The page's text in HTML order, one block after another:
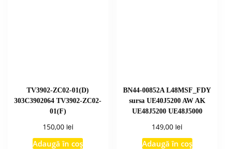
TV3902-ZC02-01(D)
303C3902064 TV3902-ZC02-
01(F)
150,00 lei
Adaugă în coș
BN44-00852A L48MSF_FDY
sursa UE40J5200 AW AK
UE48J5200 UE48J5000
149,00 lei
Adaugă în coș